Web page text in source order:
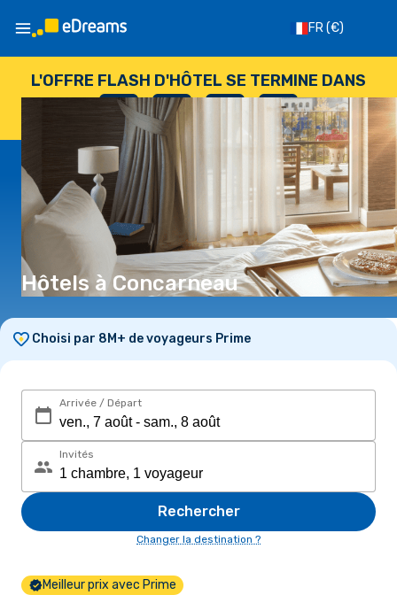
FR(€)
L'OFFRE FLASH D'HÔTEL SE TERMINE DANS
--
JOURS
: --
HEURES
: --
SECONDES
Hôtels à Concarneau
Choisi par 8M+ de voyageurs Prime
Arrivée / Départ
Invités
Rechercher
Changer la destination ?
Meilleur prix avec Prime